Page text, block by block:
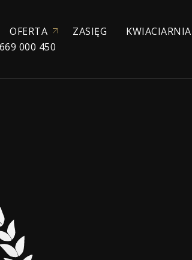
OFERTA
WYZNANIOWE
POGRZEBOWE
CHŁODNIE
MUZYCZNA
ZASIĘG KWIACIARNIA
669 000 450